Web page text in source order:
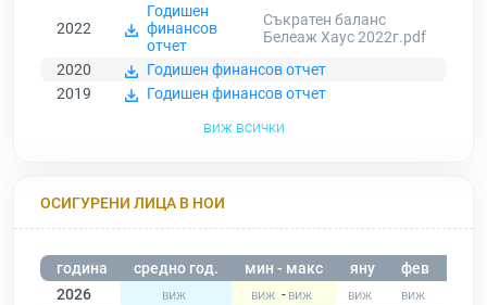
2022
Годишен
финансов
отчет
Съкратен баланс
Белеаж Хаус 2022г.pdf
2020
Годишен финансов отчет
2019
Годишен финансов отчет
виж всички
ОСИГУРЕНИ ЛИЦА В НОИ
година средно год. мин - макс яну фев
2026
-